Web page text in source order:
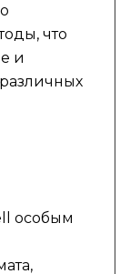
что
и
особым